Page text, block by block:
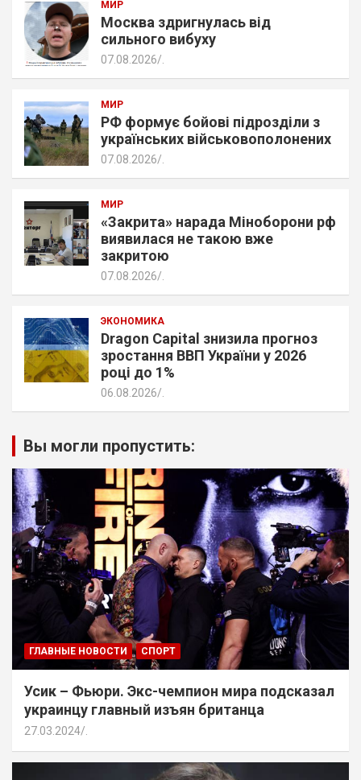
МИР
Москва здригнулась від
сильного вибуху
07.08.2026
МИР
РФ формує бойові підрозділи з
українських військовополонених
07.08.2026
МИР
«Закрита» нарада Міноборони рф
виявилася не такою вже
закритою
07.08.2026
ЭКОНОМИКА
Dragon Capital знизила прогноз
зростання ВВП України у 2026
році до 1%
06.08.2026
Вы могли пропустить:
ГЛАВНЫЕ НОВОСТИ СПОРТ
Усик – Фьюри. Экс-чемпион мира подсказал
украинцу главный изъян британца
27.03.2024 .